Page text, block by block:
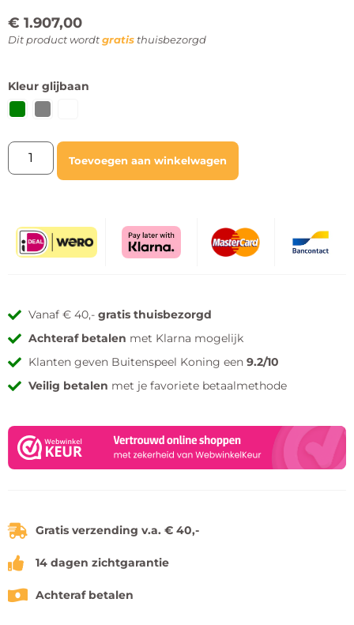
€ 1.907,00
Dit product wordt gratis thuisbezorgd
Kleur glijbaan
Toevoegen aan winkelwagen
Vanaf € 40,-gratis thuisbezorgd
Achteraf betalen met Klarna mogelijk
Klanten geven Buitenspeel Koning een9.2/10
Veilig betalen met je favoriete betaalmethode
Gratis verzending v.a. € 40,-
14 dagen zichtgarantie
Achteraf betalen